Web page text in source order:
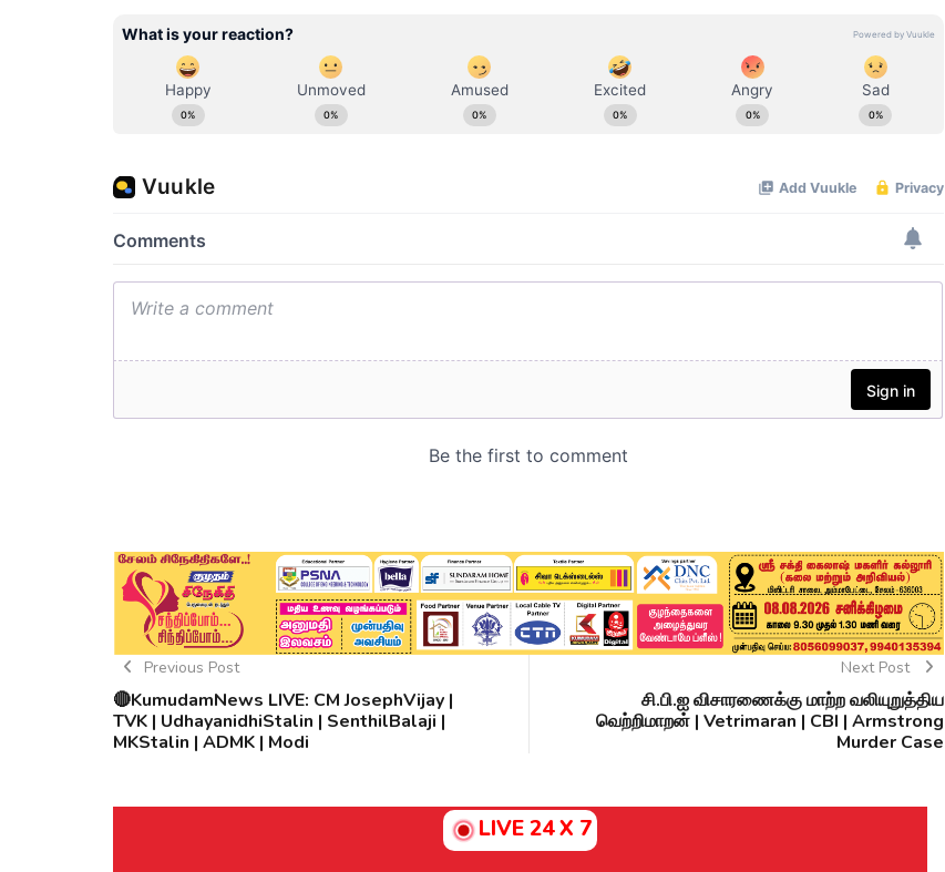
Previous Post
🔴KumudamNews LIVE: CM JosephVijay |
TVK | UdhayanidhiStalin | SenthilBalaji |
MKStalin | ADMK | Modi
Next Post
சி.பி.ஐ விசாரணைக்கு மாற்ற வலியுறுத்திய
வெற்றிமாறன் | Vetrimaran | CBI | Armstrong
Murder Case
LIVE 24 X 7